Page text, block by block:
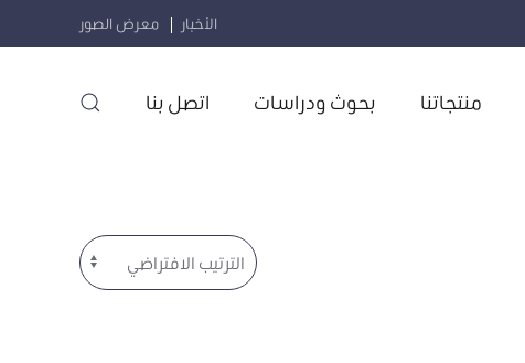
الأخبار معرض الصور
منتجاتنا بحوث ودراسات اتصل بنا